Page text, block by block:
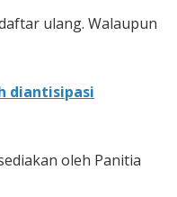
ulang. Walaupun
diantisipasi
oleh Panitia